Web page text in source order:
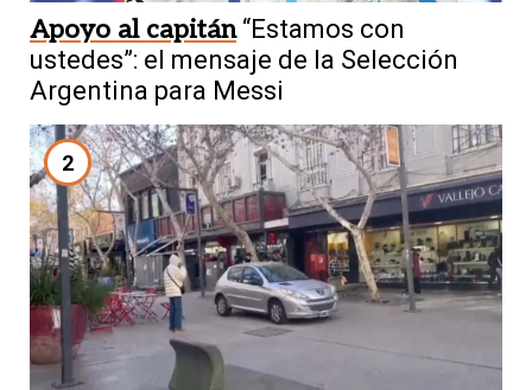
Apoyo al capitán “Estamos con
ustedes”: el mensaje de la Selección
Argentina para Messi
2